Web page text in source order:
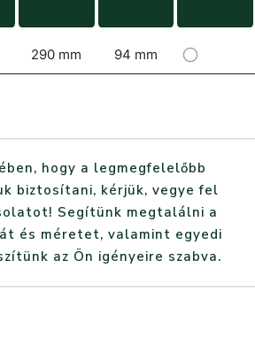
290 mm 94 mm
hogy a legmegfelelőbb
biztosítani, kérjük, vegye fel
Segítünk megtalálni a
és méretet, valamint egyedi
az Ön igényeire szabva.